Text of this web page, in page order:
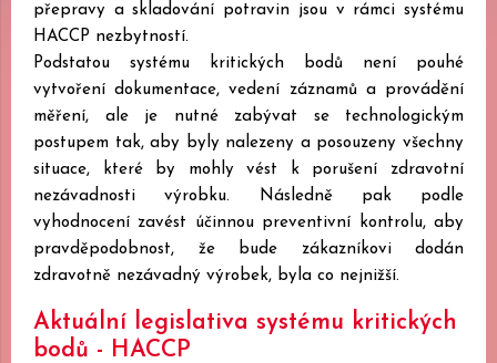
přepravy a skladování potravin jsou v rámci systému
HACCP nezbytností.
Podstatou systému kritických bodů není pouhé
vytvoření dokumentace, vedení záznamů a provádění
měření, ale je nutné zabývat se technologickým
postupem tak, aby byly nalezeny a posouzeny všechny
situace, které by mohly vést k porušení zdravotní
nezávadnosti výrobku. Následně pak podle
vyhodnocení zavést účinnou preventivní kontrolu, aby
pravděpodobnost, že bude zákazníkovi dodán
zdravotně nezávadný výrobek, byla co nejnižší.
Aktuální legislativa systému kritických
bodů - HACCP